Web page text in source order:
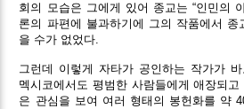
회의 모습은 그에게 있어 종교는 “인민의
론의 파편에 불과하기에 그의 작품에서
을 수가 없었다.
그런데 이렇게 자타가 공인하는 작가가
멕시코에서도 평범한 사람들에게 애장되
은 관심을 보여 여러 형태의 봉헌화를 약